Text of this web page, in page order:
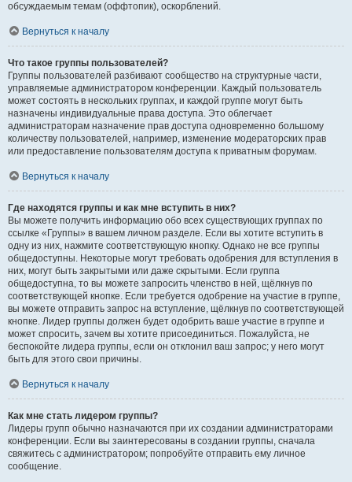
обсуждаемым темам (оффтопик), оскорблений.
Вернуться к началу
Что такое группы пользователей?
Группы пользователей разбивают сообщество на структурные части,
управляемые администратором конференции. Каждый пользователь
может состоять в нескольких группах, и каждой группе могут быть
назначены индивидуальные права доступа. Это облегчает
администраторам назначение прав доступа одновременно большому
количеству пользователей, например, изменение модераторских прав
или предоставление пользователям доступа к приватным форумам.
Вернуться к началу
Где находятся группы и как мне вступить в них?
Вы можете получить информацию обо всех существующих группах по
ссылке «Группы» в вашем личном разделе. Если вы хотите вступить в
одну из них, нажмите соответствующую кнопку. Однако не все группы
общедоступны. Некоторые могут требовать одобрения для вступления в
них, могут быть закрытыми или даже скрытыми. Если группа
общедоступна, то вы можете запросить членство в ней, щёлкнув по
соответствующей кнопке. Если требуется одобрение на участие в группе,
вы можете отправить запрос на вступление, щёлкнув по соответствующей
кнопке. Лидер группы должен будет одобрить ваше участие в группе и
может спросить, зачем вы хотите присоединиться. Пожалуйста, не
беспокойте лидера группы, если он отклонил ваш запрос; у него могут
быть для этого свои причины.
Вернуться к началу
Как мне стать лидером группы?
Лидеры групп обычно назначаются при их создании администраторами
конференции. Если вы заинтересованы в создании группы, сначала
свяжитесь с администратором; попробуйте отправить ему личное
сообщение.